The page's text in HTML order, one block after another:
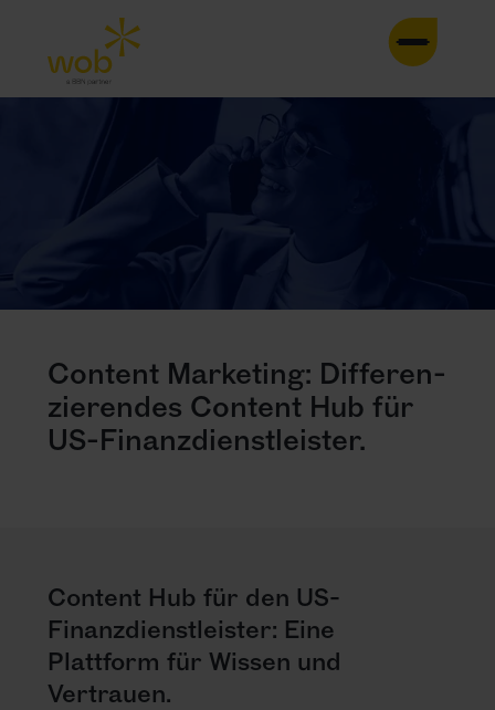
HOME
INSIGHTS
Content Marketing: Differen­
zie­rendes Content Hub für
US-Finanz­dienst­leister.
Content Hub für den US-
Finanzdienstleister: Eine
Plattform für Wissen und
Vertrauen.